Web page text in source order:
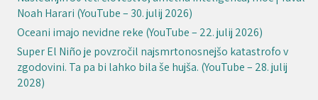
Noah Harari (YouTube – 30. julij 2026)
Oceani imajo nevidne reke (YouTube – 22. julij 2026)
Super El Niño je povzročil najsmrtonosnejšo katastrofo v
zgodovini. Ta pa bi lahko bila še hujša. (YouTube – 28. julij
2028)